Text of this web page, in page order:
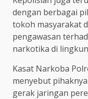
dengan berbagai
tokoh masyarakat
pengawasan
narkotika di
Kasat Narkoba
menyebut
gerak jaringan